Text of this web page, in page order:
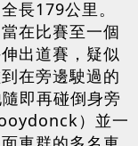
長179公里。
在比賽至一個
出道賽，疑似
在旁邊駛過的
即再碰倒身旁
）並一